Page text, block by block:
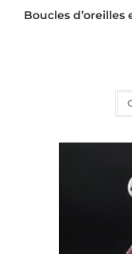
Boucles